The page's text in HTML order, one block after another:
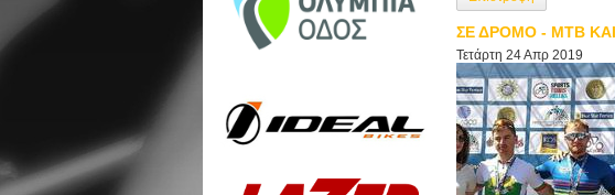
ΣΕ ΔΡΟΜΟ - ΜΤΒ
Τετάρτη 24 Απρ 2019